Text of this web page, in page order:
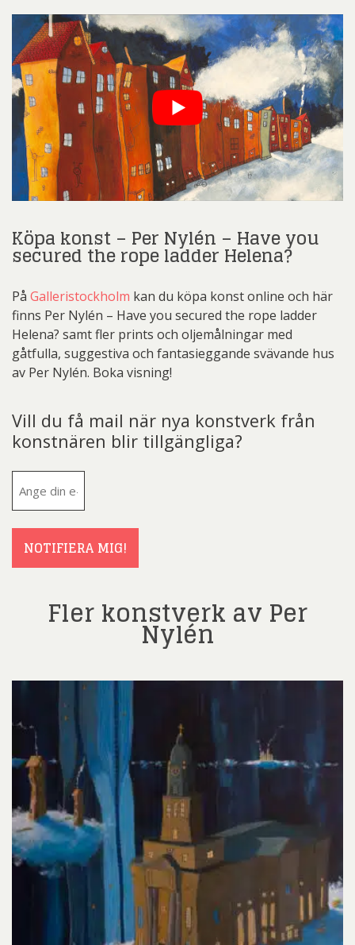
Köpa konst – Per Nylén – Have you
secured the rope ladder Helena?
På Galleristockholm kan du köpa konst online och här
finns Per Nylén – Have you secured the rope ladder
Helena? samt fler prints och oljemålningar med
gåtfulla, suggestiva och fantasieggande svävande hus
av Per Nylén. Boka visning!
Vill du få mail när nya konstverk från
konstnären blir tillgängliga?
NOTIFIERA MIG!
Fler konstverk av Per
Nylén